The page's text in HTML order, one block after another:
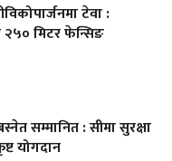
टेवा :
२५० मिटर फेन्सिङ
सम्मानित : सीमा सुरक्षा
योगदान